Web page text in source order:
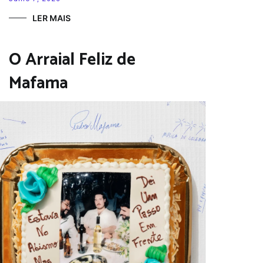
LER MAIS
O Arraial Feliz de
Mafama